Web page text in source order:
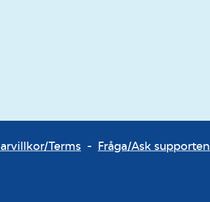
Terms - Fråga/Ask supporten